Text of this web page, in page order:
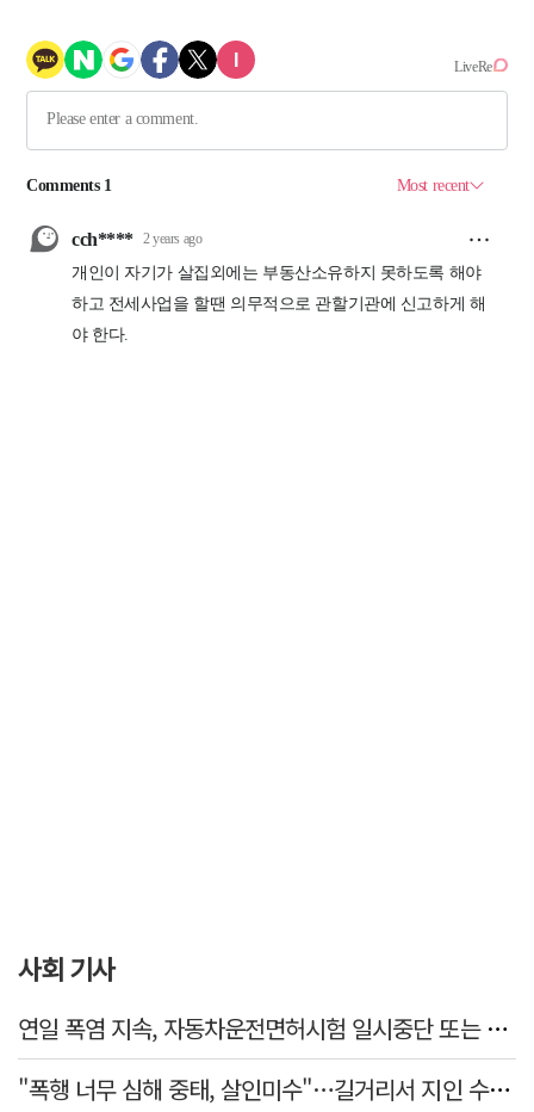
사회 기사
연일 폭염 지속, 자동차운전면허시험 일시중단 또는 축소 운영
"폭행 너무 심해 중태, 살인미수"…길거리서 지인 수십회 때린 50대 '긴급체포'